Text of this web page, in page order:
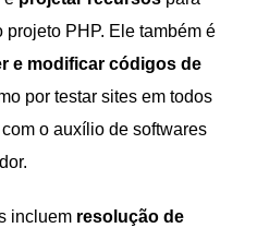
PHP. Ele também é
e modificar códigos de
por testar sites em todos
o auxílio de softwares
incluem resolução de